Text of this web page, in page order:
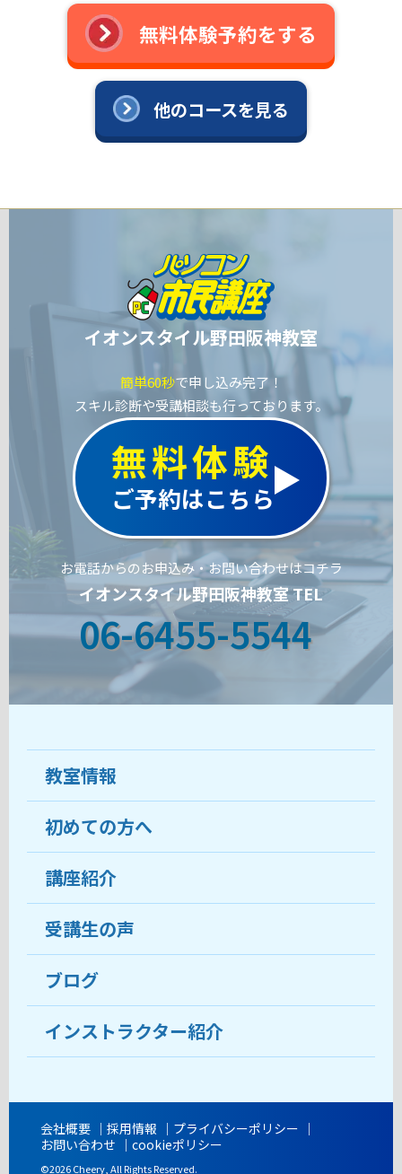
無料体験予約をする
他のコースを見る
イオンスタイル野田阪神教室
簡単60秒で申し込み完了！
スキル診断や受講相談も行っております。
無料体験
ご予約はこちら
お電話からのお申込み・お問い合わせはコチラ
イオンスタイル野田阪神教室 TEL
06-6455-5544
教室情報
教室について
受講生の声
おすすめ・人気の講座
目的から講座を探す
教室ブログ
開講時間
初めての方へ
ココがおすすめ
料金
受講までの流れ
よくあるご質問
講座紹介
受講生の声
ブログ
インストラクター紹介
会社概要 採用情報
プライバシーポリシー
お問い合わせ
cookieポリシー
©2026 Cheery, All Rights Reserved.